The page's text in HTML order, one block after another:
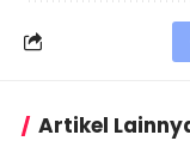
Artikel